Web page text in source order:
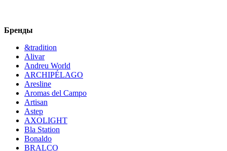
Бренды
&tradition
Alivar
Andreu World
ARCHIPÉLAGO
Aresline
Aromas del Campo
Artisan
Astep
AXOLIGHT
Bla Station
Bonaldo
BRALCO